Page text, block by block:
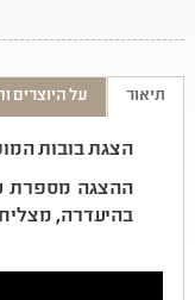
תיאור על היוצרים
הצגת בובות
ההצגה מספרת
בהיעדרה,